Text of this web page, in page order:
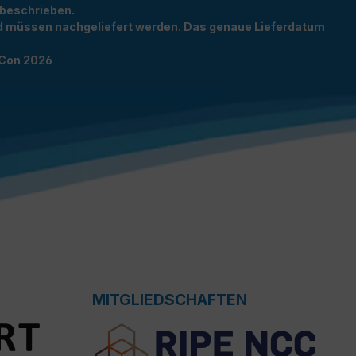
nachgeliefert werden. Das genaue Lieferdatum
2026
MITGLIEDSCHAFTEN